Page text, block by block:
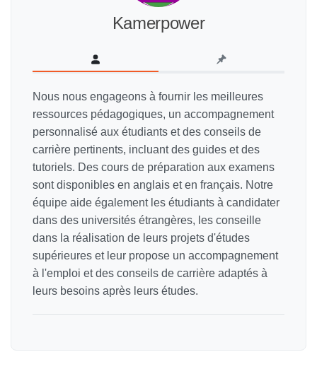
Kamerpower
Nous nous engageons à fournir les meilleures
ressources pédagogiques, un accompagnement
personnalisé aux étudiants et des conseils de
carrière pertinents, incluant des guides et des
tutoriels. Des cours de préparation aux examens
sont disponibles en anglais et en français. Notre
équipe aide également les étudiants à candidater
dans des universités étrangères, les conseille
dans la réalisation de leurs projets d'études
supérieures et leur propose un accompagnement
à l'emploi et des conseils de carrière adaptés à
leurs besoins après leurs études.